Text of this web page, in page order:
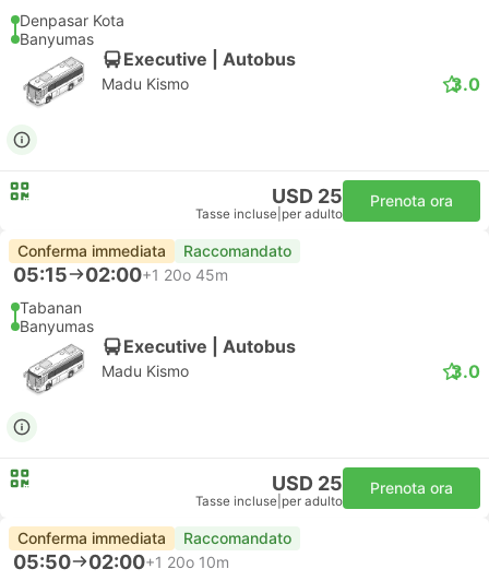
Denpasar Kota
Banyumas
Executive | Autobus
Madu Kismo 3.0
USD 25
Tasse incluse per adulto
Prenota ora
Conferma immediata Raccomandato
05:15 02:00+1 20o 45m
Tabanan
Banyumas
Executive | Autobus
Madu Kismo 3.0
USD 25
Tasse incluse per adulto
Prenota ora
Conferma immediata Raccomandato
05:50 02:00+1 20o 10m